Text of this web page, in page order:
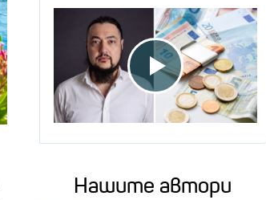
Нашите автори